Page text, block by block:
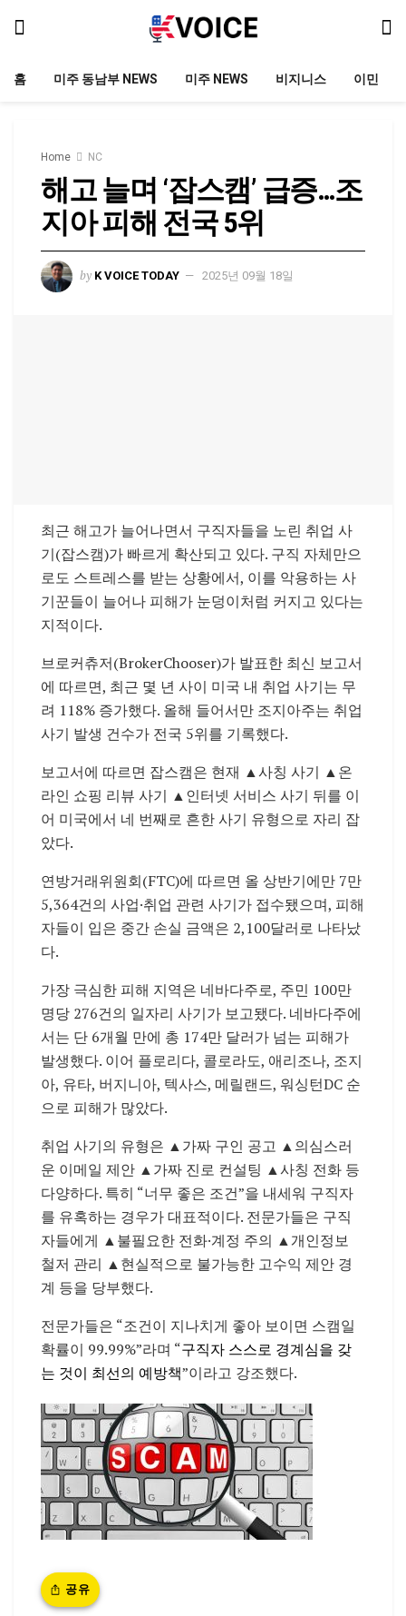
홈 미주 동남부 NEWS 미주 NEWS 비지니스 이민
Home NC
해고 늘며 ‘잡스캠’ 급증…조
지아 피해 전국 5위
by K VOICE TODAY 2025년 09월 18일
최근 해고가 늘어나면서 구직자들을 노린 취업 사
기(잡스캠)가 빠르게 확산되고 있다. 구직 자체만으
로도 스트레스를 받는 상황에서, 이를 악용하는 사
기꾼들이 늘어나 피해가 눈덩이처럼 커지고 있다는
지적이다.
브로커츄저(BrokerChooser)가 발표한 최신 보고서
에 따르면, 최근 몇 년 사이 미국 내 취업 사기는 무
려 118% 증가했다. 올해 들어서만 조지아주는 취업
사기 발생 건수가 전국 5위를 기록했다.
보고서에 따르면 잡스캠은 현재 ▲사칭 사기 ▲온
라인 쇼핑 리뷰 사기 ▲인터넷 서비스 사기 뒤를 이
어 미국에서 네 번째로 흔한 사기 유형으로 자리 잡
았다.
연방거래위원회(FTC)에 따르면 올 상반기에만 7만
5,364건의 사업·취업 관련 사기가 접수됐으며, 피해
자들이 입은 중간 손실 금액은 2,100달러로 나타났
다.
가장 극심한 피해 지역은 네바다주로, 주민 100만
명당 276건의 일자리 사기가 보고됐다. 네바다주에
서는 단 6개월 만에 총 174만 달러가 넘는 피해가
발생했다. 이어 플로리다, 콜로라도, 애리조나, 조지
아, 유타, 버지니아, 텍사스, 메릴랜드, 워싱턴DC 순
으로 피해가 많았다.
취업 사기의 유형은 ▲가짜 구인 공고 ▲의심스러
운 이메일 제안 ▲가짜 진로 컨설팅 ▲사칭 전화 등
다양하다. 특히 “너무 좋은 조건”을 내세워 구직자
를 유혹하는 경우가 대표적이다. 전문가들은 구직
자들에게 ▲불필요한 전화·계정 주의 ▲개인정보
철저 관리 ▲현실적으로 불가능한 고수익 제안 경
계 등을 당부했다.
전문가들은 “조건이 지나치게 좋아 보이면 스캠일
확률이 99.99%”라며 “구직자 스스로 경계심을 갖
는 것이 최선의 예방책”이라고 강조했다.
공유